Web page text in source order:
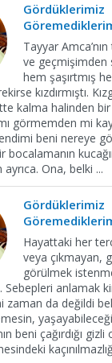
Gördüklerimiz
Tayyar
ve geçmişimden
hem şaşırtmış
kızdırmıştı.
kalma halinden
görmemden mi
beni nereye
bocalamanın
Ona, belki ...
Gördüklerimiz
Hayattaki her
veya çıkmayan,
görülmek
Sebepleri anlamak
zaman da değildi
beni çağırdığı